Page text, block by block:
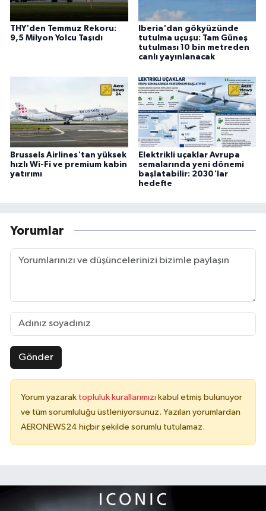
THY'den Temmuz Rekoru:
9,5 Milyon Yolcu Taşıdı
Iberia'dan gökyüzünde
tutulma uçuşu: Tam Güneş
tutulması 10 bin metreden
canlı yayınlanacak
Brussels Airlines'tan yüksek
hızlı Wi-Fi ve premium kabin
yatırımı
Elektrikli uçaklar Avrupa
semalarında yeni dönemi
başlatabilir: 2030'lar
hedefte
Yorumlar
Gönder
Yorum yazarak topluluk kurallarımızı kabul etmiş bulunuyor
ve tüm sorumluluğu üstleniyorsunuz. Yazılan yorumlardan
AERONEWS24 hiçbir şekilde sorumlu tutulamaz.